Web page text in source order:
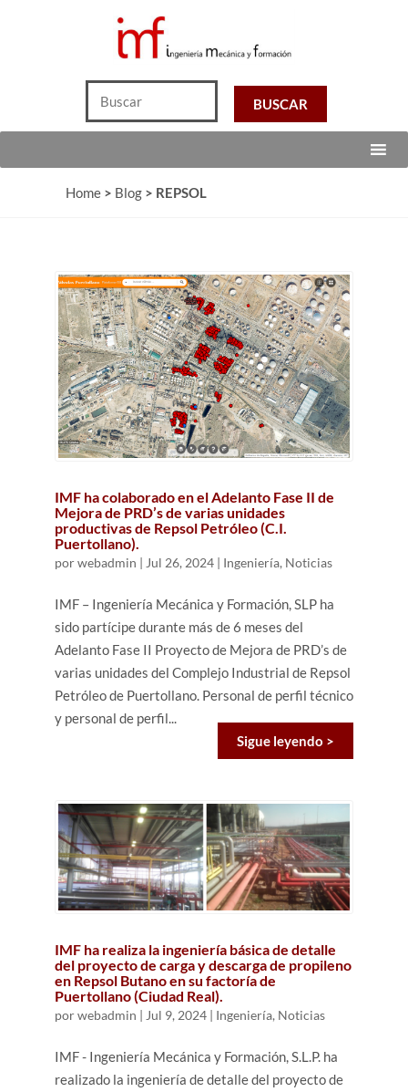
Home> Blog> REPSOL
IMF ha colaborado en el Adelanto Fase II de
Mejora de PRD’s de varias unidades
productivas de Repsol Petróleo (C.I.
Puertollano).
porwebadmin | Jul 26, 2024| Ingeniería, Noticias
IMF – Ingeniería Mecánica y Formación, SLP ha
sido partícipe durante más de 6 meses del
Adelanto Fase II Proyecto de Mejora de PRD’s de
varias unidades del Complejo Industrial de Repsol
Petróleo de Puertollano. Personal de perfil técnico
y personal de perfil...
Sigue leyendo >
IMF ha realiza la ingeniería básica de detalle
del proyecto de carga y descarga de propileno
en Repsol Butano en su factoría de
Puertollano (Ciudad Real).
porwebadmin | Jul 9, 2024| Ingeniería, Noticias
IMF - Ingeniería Mecánica y Formación, S.L.P. ha
realizado la ingeniería de detalle del proyecto de